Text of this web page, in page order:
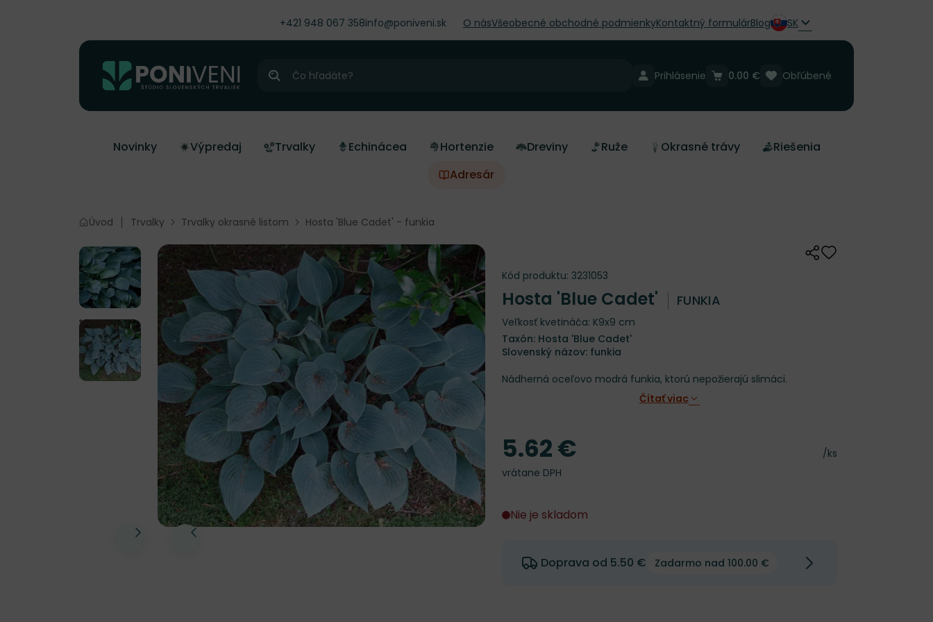
+421 948 067 358info@poniveni.sk O násVšeobecné obchodné podmienkyKontaktný formulárBlog SK
Hľadať
Prihlásenie Obľúbené
0.00 €
Novinky Výpredaj Trvalky Echinácea Hortenzie Dreviny Ruže Okrasné trávy
Riešenia
Adresár
Úvod Trvalky Trvalky okrasné listom Hosta 'Blue Cadet' - funkia
ZdieľaťOdober do
Kód produktu: 3231053
Hosta 'Blue Cadet' FUNKIA
Veľkosť kvetináča: K9x9 cm
Taxón: Hosta 'Blue Cadet'
Slovenský názov: funkia
Nádherná oceľovo modrá funkia, ktorú nepožierajú slimáci.
Čítať viac
Cena za kus
/ks
Cena
5.62 €
vrátane DPH
Nie je skladom
Doprava od 5.50 € Zadarmo nad 100.00 €